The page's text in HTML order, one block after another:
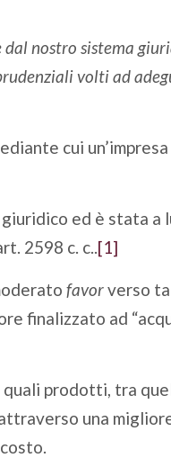
nostro sistema
volti ad
cui un’impresa
ed è stata a
2598 c. c..[1]
favorverso
finalizzato ad
prodotti, tra
una